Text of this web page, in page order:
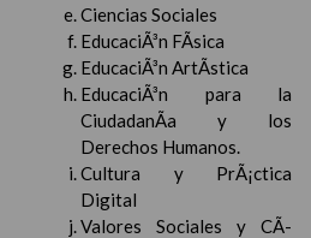
Ciencias Sociales
EducaciÃ³n FÃ­sica
EducaciÃ³n ArtÃ­stica
EducaciÃ³n para la
CiudadanÃ­a y los
Derechos Humanos.
Cultura y PrÃ¡ctica
Digital
Valores Sociales y CÃ­